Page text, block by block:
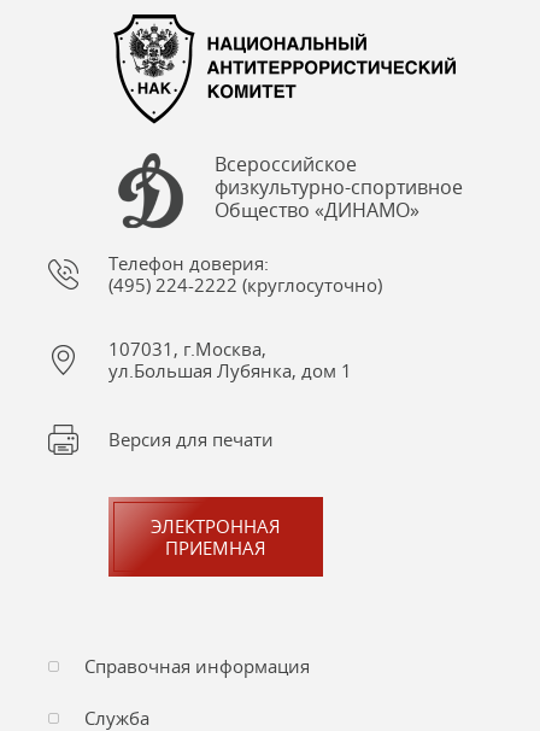
Всероссийское
физкультурно-спортивное
Общество «ДИНАМО»
Телефон доверия:
(495) 224-2222 (круглосуточно)
107031, г.Москва,
ул.Большая Лубянка, дом 1
Версия для печати
ЭЛЕКТРОННАЯ
ПРИЕМНАЯ
Справочная информация
Служба